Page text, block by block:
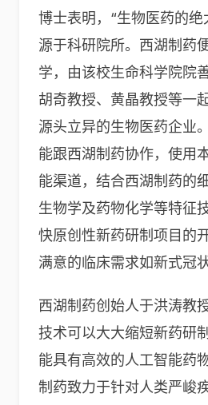
博士表明，“生物医药的
源于科研院所。西湖制药
学，由该校生命科学院院
胡奇教授、黄晶教授等一
源头立异的生物医药企业
能跟西湖制药协作，使用
能渠道，结合西湖制药的
生物学及药物化学等特征
快原创性新药研制项目的
满意的临床需求如新式冠
西湖制药创始人于洪涛教
技术可以大大缩短新药研
能具有高效的人工智能药
制药致力于针对人类严峻